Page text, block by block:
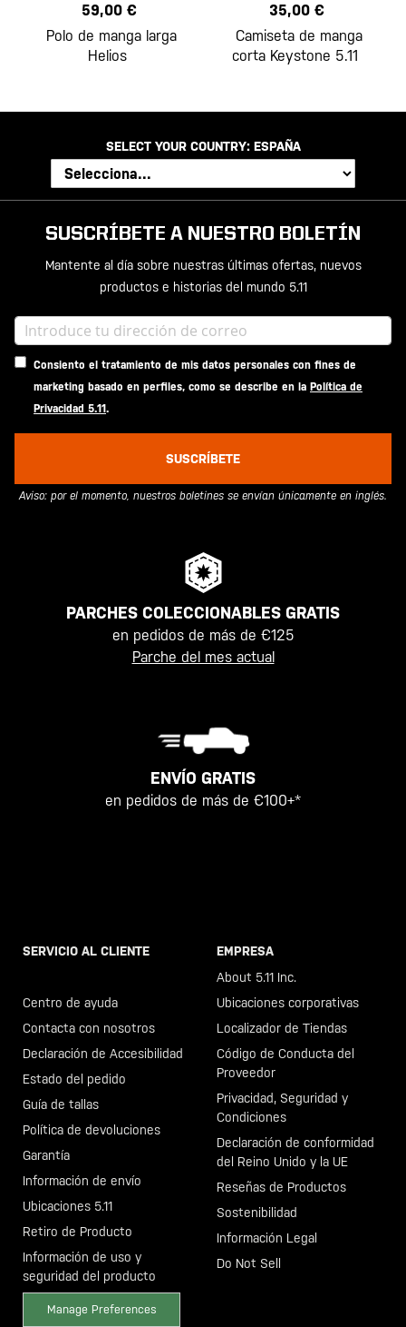
59,00 €
Polo de manga larga
Helios
35,00 €
Camiseta de manga
corta Keystone 5.11
SELECT YOUR COUNTRY: ESPAÑA
SUSCRÍBETE A NUESTRO BOLETÍN
Mantente al día sobre nuestras últimas ofertas, nuevos
productos e historias del mundo 5.11
Consiento el tratamiento de mis datos personales con fines de
marketing basado en perfiles, como se describe en la Política de
Privacidad 5.11.
SUSCRÍBETE
Aviso: por el momento, nuestros boletines se envían únicamente en inglés.
PARCHES COLECCIONABLES GRATIS
en pedidos de más de €125
Parche del mes actual
ENVÍO GRATIS
en pedidos de más de €100+*
SERVICIO AL CLIENTE
Centro de ayuda
Contacta con nosotros
Declaración de Accesibilidad
Estado del pedido
Guía de tallas
Política de devoluciones
Garantía
Información de envío
Ubicaciones 5.11
Retiro de Producto
Información de uso y
seguridad del producto
Manage Preferences
EMPRESA
About 5.11 Inc.
Ubicaciones corporativas
Localizador de Tiendas
Código de Conducta del
Proveedor
Privacidad, Seguridad y
Condiciones
Declaración de conformidad
del Reino Unido y la UE
Reseñas de Productos
Sostenibilidad
Información Legal
Do Not Sell